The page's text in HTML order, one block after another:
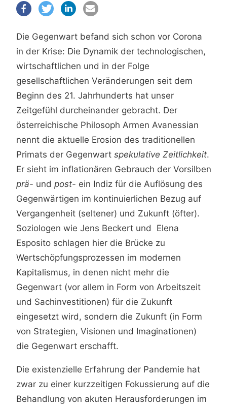
Die Gegenwart befand sich schon vor Corona
in der Krise: Die Dynamik der technologischen,
wirtschaftlichen und in der Folge
gesellschaftlichen Veränderungen seit dem
Beginn des 21. Jahrhunderts hat unser
Zeitgefühl durcheinander gebracht. Der
österreichische Philosoph Armen Avanessian
nennt die aktuelle Erosion des traditionellen
Primats der Gegenwart spekulative Zeitlichkeit.
Er sieht im inflationären Gebrauch der Vorsilben
prä- und post- ein Indiz für die Auflösung des
Gegenwärtigen im kontinuierlichen Bezug auf
Vergangenheit (seltener) und Zukunft (öfter).
Soziologen wie Jens Beckert und Elena
Esposito schlagen hier die Brücke zu
Wertschöpfungsprozessen im modernen
Kapitalismus, in denen nicht mehr die
Gegenwart (vor allem in Form von Arbeitszeit
und Sachinvestitionen) für die Zukunft
eingesetzt wird, sondern die Zukunft (in Form
von Strategien, Visionen und Imaginationen)
die Gegenwart erschafft.
Die existenzielle Erfahrung der Pandemie hat
zwar zu einer kurzzeitigen Fokussierung auf die
Behandlung von akuten Herausforderungen im